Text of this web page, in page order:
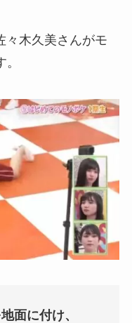
々木久美さんがモ
面に付け、